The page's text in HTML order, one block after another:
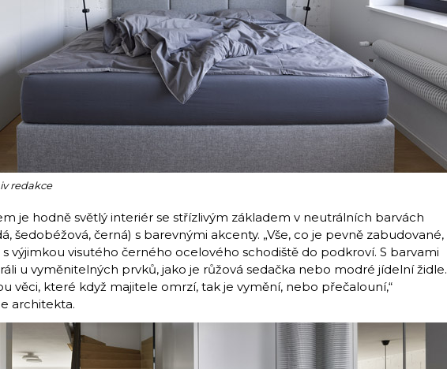
redakce
je hodně světlý interiér se střízlivým základem v neutrálních barvách
šedobéžová, černá) s barevnými akcenty. „Vše, co je pevně zabudované,
s výjimkou visutého černého ocelového schodiště do podkroví. S barvami
u vyměnitelných prvků, jako je růžová sedačka nebo modré jídelní židle.
věci, které když majitele omrzí, tak je vymění, nebo přečalouní,“
architekta.